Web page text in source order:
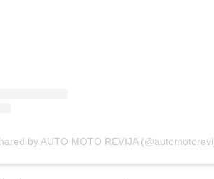
by AUTO MOTO REVIJA